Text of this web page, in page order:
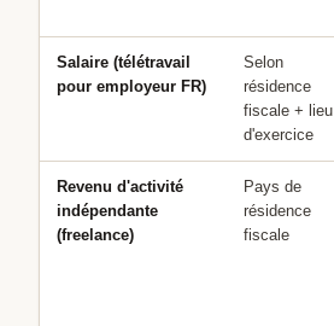
Salaire (télétravail
pour employeur FR)
Selon
résidence
fiscale + lieu
d'exercice
Revenu d'activité
indépendante
(freelance)
Pays de
résidence
fiscale